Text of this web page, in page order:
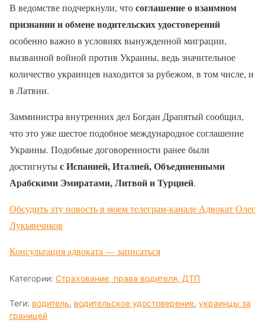
В ведомстве подчеркнули, чтосоглашение о взаимном
признании и обмене водительских удостоверений
особенно важно в условиях вынужденной миграции,
вызванной войной против Украины, ведь значительное
количество украинцев находится за рубежом, в том числе, и
в Латвии.
Замминистра внутренних дел Богдан Драпятый сообщил,
что это уже шестое подобное международное соглашение
Украины. Подобные договоренности ранее были
достигнутыс Испанией, Италией, Объединенными
Арабскими Эмиратами, Литвой и Турцией.
Обсудить эту новость в моем телеграм-канале Адвокат Олег
Лукьянчиков
Консультация адвоката — записаться
Категории: Страхование, права водителя, ДТП
Теги: водитель, водительское удостоверение, украинцы за
границей